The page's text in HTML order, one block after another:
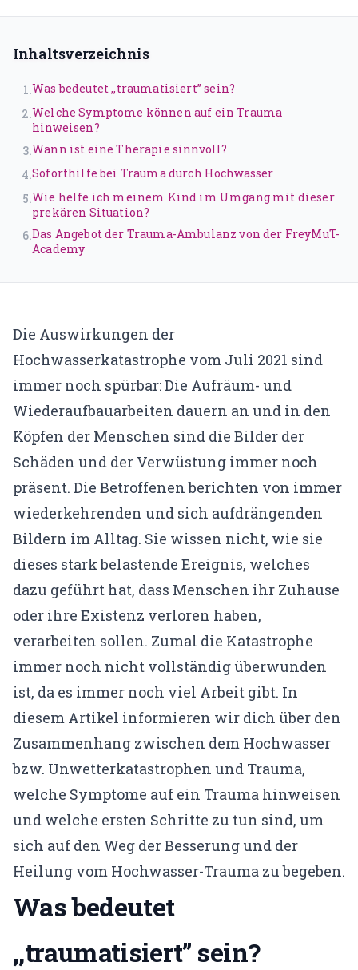
Traumatherapie (DeGPT)
Supervision
Dein Weg in deine Großartigkeit
Trauma und Lernen
Narrative
Traumasensibles Coaching
Gründerin & Denkfabrik
Unser Team
Unsere Partner
Karriere
🗓️ Alle Veranstaltungen
EMDR Live Webinar
EMDR Live Session – Aufzeichnung
Supervision
📝 Blog
Mein Konto
Expertenfinder-Profil
Inhaltsverzeichnis
1.Was bedeutet ,,traumatisiert’’ sein?
2.Welche Symptome können auf ein Trauma
hinweisen?
3.Wann ist eine Therapie sinnvoll?
4.Soforthilfe bei Trauma durch Hochwasser
5.Wie helfe ich meinem Kind im Umgang mit dieser
prekären Situation?
6.Das Angebot der Trauma-Ambulanz von der FreyMuT-
Academy
Die Auswirkungen der
Hochwasserkatastrophe vom Juli 2021 sind
immer noch spürbar: Die Aufräum- und
Wiederaufbauarbeiten dauern an und in den
Köpfen der Menschen sind die Bilder der
Schäden und der Verwüstung immer noch
präsent. Die Betroffenen berichten von immer
wiederkehrenden und sich aufdrängenden
Bildern im Alltag. Sie wissen nicht, wie sie
dieses stark belastende Ereignis, welches
dazu geführt hat, dass Menschen ihr Zuhause
oder ihre Existenz verloren haben,
verarbeiten sollen. Zumal die Katastrophe
immer noch nicht vollständig überwunden
ist, da es immer noch viel Arbeit gibt. In
diesem Artikel informieren wir dich über den
Zusammenhang zwischen dem Hochwasser
bzw. Unwetterkatastrophen und Trauma,
welche Symptome auf ein Trauma hinweisen
und welche ersten Schritte zu tun sind, um
sich auf den Weg der Besserung und der
Heilung vom Hochwasser-Trauma zu begeben.
Was bedeutet
,,traumatisiert’’ sein?